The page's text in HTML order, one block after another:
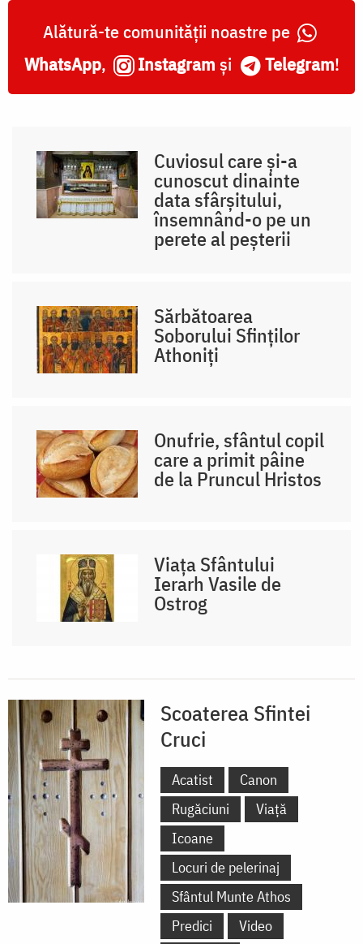
Alătură-te comunității noastre pe
WhatsApp, Instagram și Telegram!
Cuviosul care și-a
cunoscut dinainte
data sfârșitului,
însemnând-o pe un
perete al peșterii
Sărbătoarea
Soborului Sfinților
Athoniți
Onufrie, sfântul copil
care a primit pâine
de la Pruncul Hristos
Viața Sfântului
Ierarh Vasile de
Ostrog
Scoaterea Sfintei
Cruci
Acatist
Canon
Rugăciuni
Viață
Icoane
Locuri de pelerinaj
Sfântul Munte Athos
Predici
Video